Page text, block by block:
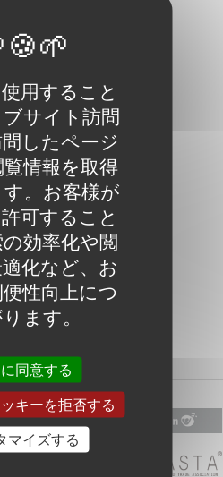
ルピアレッド219
地這い赤肉
用すること
サイト訪問
したページ
情報を取得
。お客様が
可すること
効率化や閲
化など、お
性向上につ
ます。
同意する
キーを拒否する
マイズする